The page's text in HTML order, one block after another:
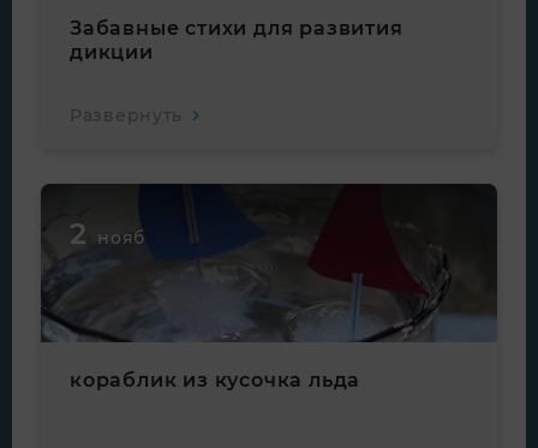
Забавные стихи для развития
дикции
Развернуть
2 нояб
кораблик из кусочка льда